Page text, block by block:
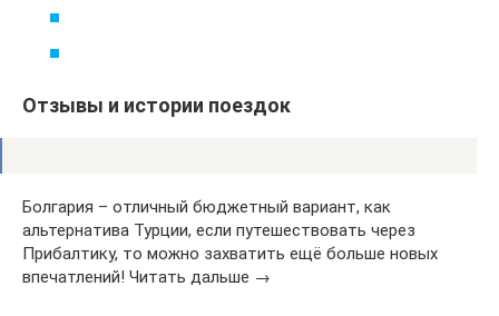
Отзывы и истории поездок
Болгария – отличный бюджетный вариант, как
альтернатива Турции, если путешествовать через
Прибалтику, то можно захватить ещё больше новых
впечатлений! Читать дальше →